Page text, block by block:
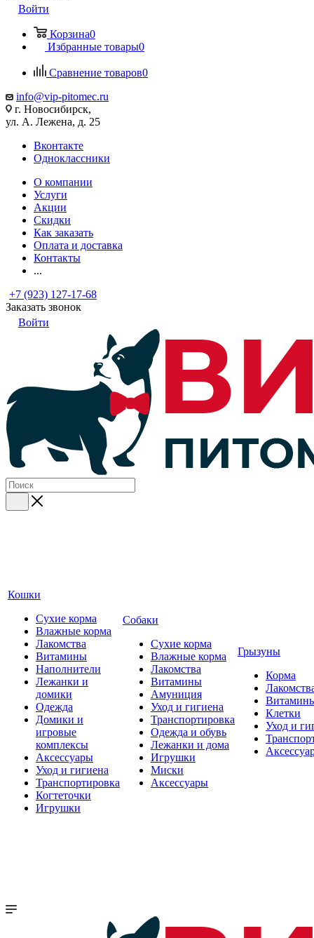
Войти
Корзина0
Избранные товары0
Сравнение товаров0
info@vip-pitomec.ru
г. Новосибирск,
ул. А. Лежена, д. 25
Вконтакте
Одноклассники
О компании
Услуги
Акции
Скидки
Как заказать
Оплата и доставка
Контакты
...
+7 (923) 127-17-68
Заказать звонок
Войти
Кошки
Сухие корма
Влажные корма
Лакомства
Витамины
Наполнители
Лежанки и
домики
Одежда
Домики и
игровые
комплексы
Аксессуары
Уход и гигиена
Транспортировка
Когтеточки
Игрушки
Собаки
Сухие корма
Влажные корма
Лакомства
Витамины
Амуниция
Уход и гигиена
Транспортировка
Одежда и обувь
Лежанки и дома
Игрушки
Миски
Аксессуары
Грызуны
Корма
Клетки
Уход и